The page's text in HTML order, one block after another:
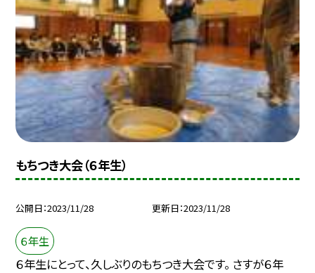
もちつき大会（６年生）
公開日 2023/11/28 更新日 2023/11/28
６年生
６年生にとって、久しぶりのもちつき大会です。 さすが６年